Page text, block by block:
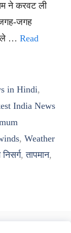
ने करवट ली
जगह-जगह
… Read
in Hindi,
India News
, Weather
,तापमान,